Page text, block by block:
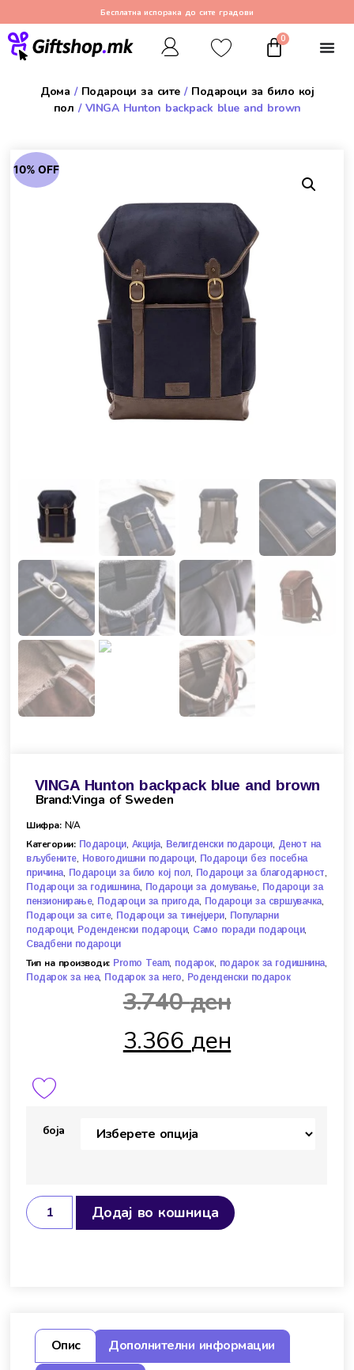
Бесплатна испорака до сите градови
0
Дома / Подароци за сите/ Подароци за било кој
пол / VINGA Hunton backpack blue and brown
10% OFF
VINGA Hunton backpack blue and brown
Brand:Vinga of Sweden
Шифра: N/A
Категории: Подароци, Акција, Велигденски подароци, Денот на
вљубените, Новогодишни подароци, Подароци без посебна
причина, Подароци за било кој пол, Подароци за благодарност,
Подароци за годишнина, Подароци за домување, Подароци за
пензионирање, Подароци за пригода, Подароци за свршувачка,
Подароци за сите, Подароци за тинејџери, Популарни
подароци, Роденденски подароци, Само поради подароци,
Свадбени подароци
Тип на производи: Promo Team, подарок, подарок за годишнина,
Подарок за неа, Подарок за него, Роденденски подарок
3.740ден
3.366 ден
боја
Додај во кошница
Опис
Дополнителни информации